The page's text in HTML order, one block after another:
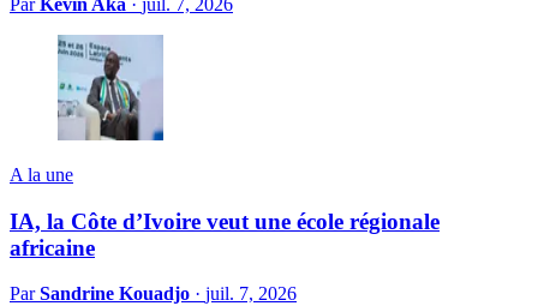
Par Kevin Aka · juil. 7, 2026
A la une
IA, la Côte d’Ivoire veut une école régionale
africaine
ParSandrine Kouadjo · juil. 7, 2026